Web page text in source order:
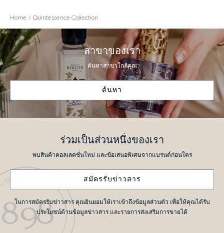
Home Quintessence Collection
สาขาของเรา
ค้นหาสาขาใกล้คุณ
ค้นหา
ร่วมเป็นส่วนหนึ่งของเรา
พบสินค้าคอลเลคชั่นใหม่ และข้อเสนอพิเศษจากแบรนด์ก่อนใคร
สมัครรับข่าวสาร
ในการสมัครรับข่าวสาร คุณยินยอมให้เราเข้าถึงข้อมูลส่วนตัว เพื่อให้คุณได้รับ
ประโยชน์ด้านข้อมูลข่าวสาร และรายการส่งเสริมการขายได้